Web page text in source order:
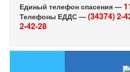
Единый телефон спасения —
Телефоны ЕДДС — (34374) 2-
2-42-28